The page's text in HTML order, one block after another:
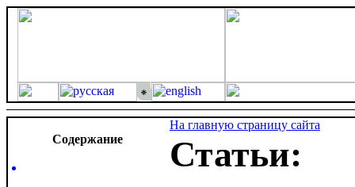
Cодержание
На главную страницу сайта
Статьи: